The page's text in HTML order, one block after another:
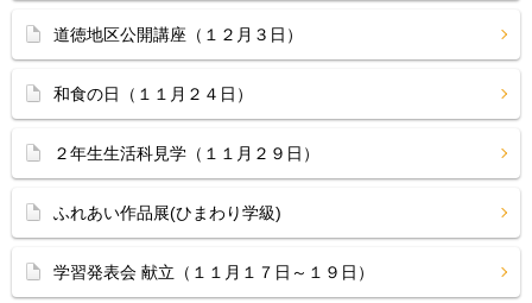
道徳地区公開講座（１２月３日）
和食の日（１１月２４日）
２年生生活科見学（１１月２９日）
ふれあい作品展(ひまわり学級)
学習発表会 献立（１１月１７日～１９日）